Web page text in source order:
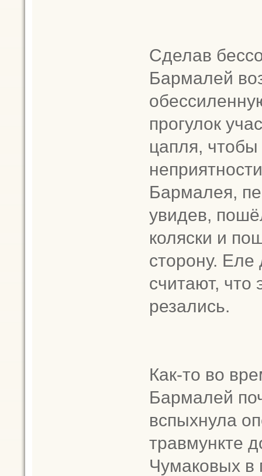
Сделав
Бармалей
прогулок
цапля,
Бармалея,
увидев,
коляски и
сторону.
считают, что
резались.
Как-то во
Бармалей
вспыхнула
травмункте
Чумаковых в